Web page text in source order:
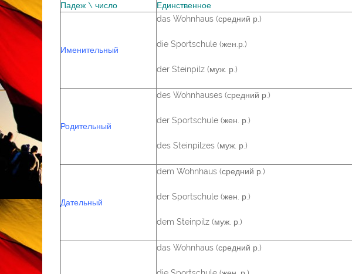
Падеж \ число Единственное
Именительный
das Wohnhaus (средний р.)
die Sportschule (жен.р.)
der Steinpilz (муж. р.)
Родительный
des Wohnhauses (средний р.)
der Sportschule (жен. р.)
des Steinpilzes (муж. р.)
Дательный
dem Wohnhaus (средний р.)
der Sportschule (жен. р.)
dem Steinpilz (муж. р.)
das Wohnhaus (средний р.)